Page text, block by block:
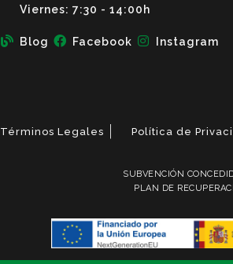
Viernes: 7:30 - 14:00h
Blog Facebook Instagram
Términos Legales Política de
SUBVENCIÓN
PLAN DE